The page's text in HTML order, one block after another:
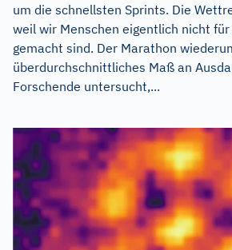
um die schnellsten Sprints. Die
weil wir Menschen eigentlich nicht für
gemacht sind. Der Marathon
überdurchschnittliches Maß an
Forschende untersucht,...